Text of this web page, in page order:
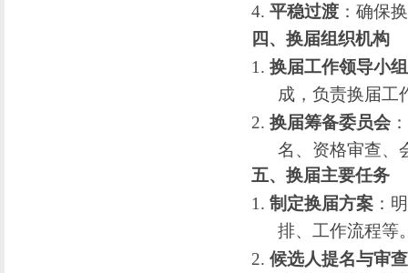
4. 平稳过渡 ：确保
四、换届组织机构
1. 换届工作领导小组
成，负责换届工
2. 换届筹备委员会
名、资格审查、
五、换届主要任务
1. 制定换届方案 ：
排、工作流程等
2. 候选人提名与审查